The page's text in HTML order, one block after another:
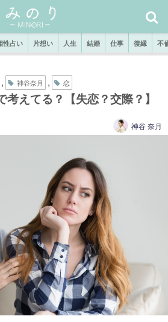
性占い 片想い 人生 結婚 仕事 復縁 不
, 神谷奈月 , 恋
えてる？【失恋？交際？】
神谷 奈月